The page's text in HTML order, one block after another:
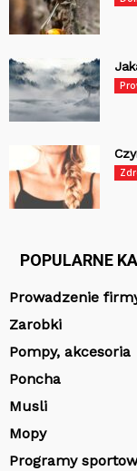
POPULARNE
Prowadzenie
Zarobki
Pompy, akcesoria
Poncha
Musli
Mopy
Programy